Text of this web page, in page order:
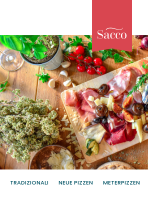
TRADIZIONALI NEUE PIZZEN METERPIZZEN